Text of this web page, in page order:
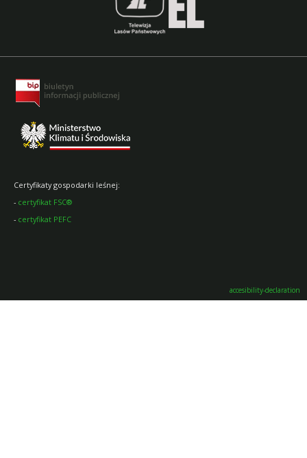
Certyfikaty gospodarki leśnej:
- certyfikat FSC®
- certyfikat PEFC
accesibility-declaration